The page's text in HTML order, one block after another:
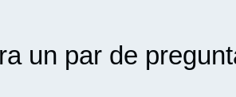
un par de